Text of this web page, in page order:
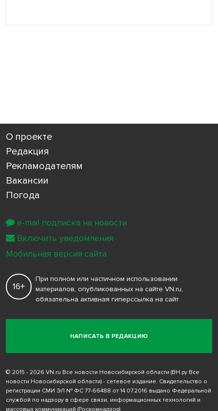
О проекте
Редакция
Рекламодателям
Вакансии
Погода
НАПИСАТЬ В РЕДАКЦИЮ
16+
При полном или частичном использовании
материалов, опубликованных на сайте VN.ru,
обязательна активная гиперссылка на сайт
© 2015 - 2026 VN.ru Все новости Новосибирской области (ВН.ру Все
новости Новосибирской области) - сетевое издание. Свидетельство о
регистрации СМИ ЭЛ № ФС 77-66488 от 14.07.2016 выдано Федеральной
службой по надзору в сфере связи, информационных технологий и
массовых коммуникаций (Роскомнадзор)
e-mail подписка на новости
Включить уведомления
Мобильная версия сайта